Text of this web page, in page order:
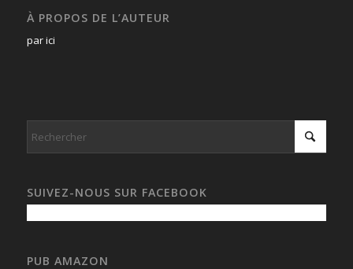
À PROPOS DE L’AUTEUR
par ici
SUIVEZ-NOUS SUR FACEBOOK
PUB AMAZON